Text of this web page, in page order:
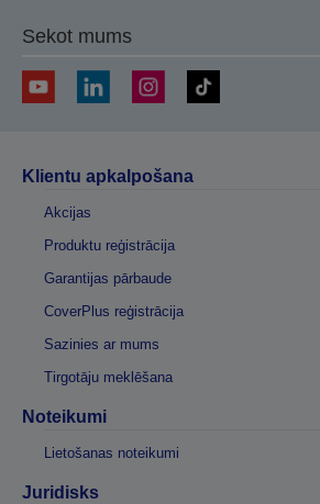
Sekot mums
Klientu apkalpošana
Akcijas
Produktu reģistrācija
Garantijas pārbaude
CoverPlus reģistrācija
Sazinies ar mums
Tirgotāju meklēšana
Noteikumi
Lietošanas noteikumi
Juridisks